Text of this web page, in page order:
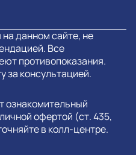
данном сайте, не
Все
противопоказания.
за консультацией.
ознакомительный
офертой (ст. 435,
в колл-центре.